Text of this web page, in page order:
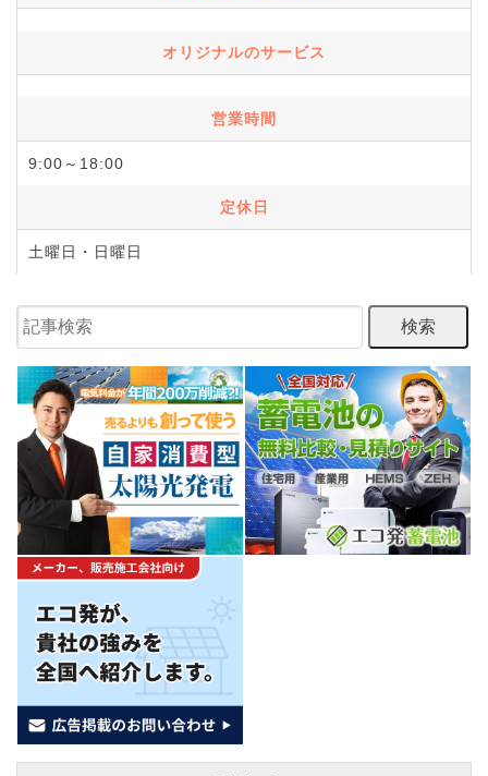
オリジナルのサービス
営業時間
9:00～18:00
定休日
土曜日・日曜日